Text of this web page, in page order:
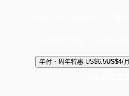
年付・周年特惠 US$6.5US$4/月